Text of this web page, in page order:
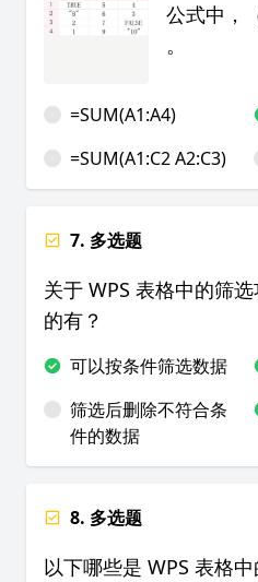
公式中，
。
=SUM(A1:A4)
=SUM(A1:C2 A2:C3)
7. 多选题
关于 WPS 表格中的筛
的有？
可以按条件筛选数据
筛选后删除不符合条
件的数据
8. 多选题
以下哪些是 WPS 表格